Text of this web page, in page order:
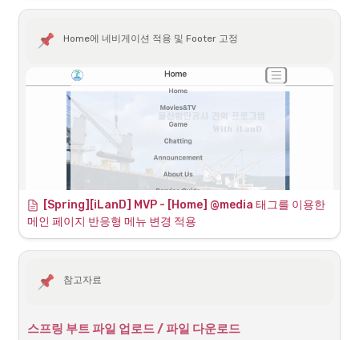
공지 수정 기능
을 위한 팔레트 라이브러리 추
시 닉네임을 받아 리스트 형식으
로 유지하거나 / 마우스 오버 좌
4) 각 유저마다 다른 브라우저 프
레임 크기에 대한 동기화 - 열심
히 검색해볼것..... 테스트 주소 :
http://myeonguni.com 진행 결
과물 관련 소스코드 1.
nodeWS.js [Serve..
[Spring] 웹소켓으로 실시간 채팅 구현
현재 만들고 있는 토이 프로젝트
에서 채팅 기능을 구현하고자 하
였다. 채팅 기능을 구현하기 위해
서는 웹소켓에 대해서 알아야 했
다. 웹소켓이란? 처음에 채팅 기
능을 구현할 때 HTTP를 이용해
서 구현하려고 했다. 하지만
HTTP는 요청과 응답이라는 구조
https://velog.io/@sunkyuj/Spring-웹소켓으로-실시간-채팅-구현
WebSocket을 이용한 실시간 채팅 구현하기 1: 서버
WebSocket을 이용한 실시간 채
팅 구현 기록은 다음의 네 단계에
걸쳐 작성할 예정이다.
WebSocket을 이용한 실시간 채
WebSocket을 이용한 실시간 채
는 사용자들이 사용할 수 있는 각
게시글별 실시간 채팅 기능을 구
https://innu3368.tistory.com/214
Home에 네비게이션 적용 및 Footer 고정
[Spring][iLanD] MVP - [Home] @media 태그를 이용한
메인 페이지 반응형 메뉴 변경 적용
참고자료
스프링 부트 파일 업로드 / 파일 다운로드